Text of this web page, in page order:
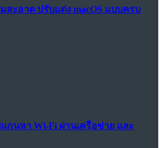
สะอาด ปรับแต่ง macOS แบบครบ
กนหา Wi-Fi ผ่านเครือข่าย และ